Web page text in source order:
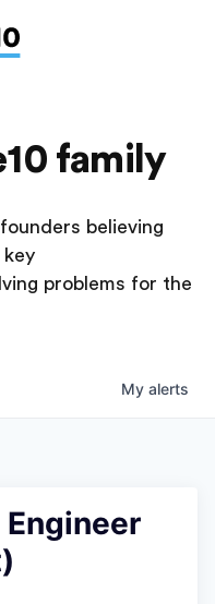
family
believing
key
problems for the
My alerts